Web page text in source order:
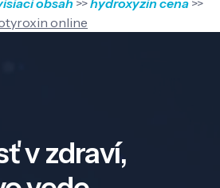
online
v zdraví,